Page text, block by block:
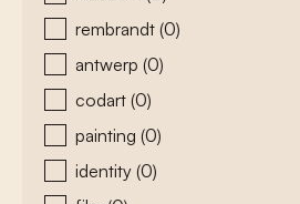
rembrandt (0)
antwerp (0)
codart (0)
painting (0)
identity (0)